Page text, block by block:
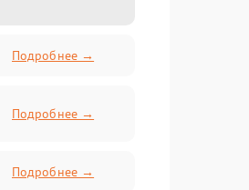
Подробнее →
Подробнее →
Подробнее →